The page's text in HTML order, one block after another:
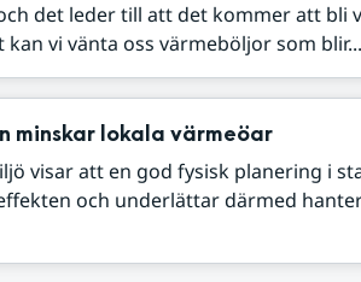
det leder till att det kommer att bli
vi vänta oss värmeböljor som blir...
minskar lokala värmeöar
visar att en god fysisk planering i
och underlättar därmed